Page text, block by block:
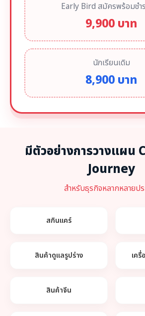
Early Bird สมัครพร้อมชำร
9,900 บาท
นักเรียนเดิม
8,900 บาท
มีตัวอย่างการวางแผน
Journey
สำหรับธุรกิจหลากหลายปร
สกินแคร์
สินค้าดูแลรูปร่าง เค
สินค้าจีน